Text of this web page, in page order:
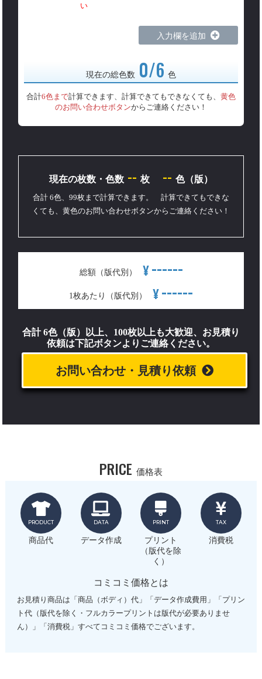
い
入力欄を追加
現在の総色数 0/6 色
合計6色まで計算できます、計算できてもできなくても、 黄色
のお問い合わせボタンからご連絡ください！
現在の枚数・色数 -- 枚 -- 色（版）
合計 6色、99枚まで計算できます。 計算できてもできな
くても、黄色のお問い合わせボタンからご連絡ください！
総額（版代別） ¥ ------
1枚あたり（版代別） ¥------
合計 6色（版）以上、100枚以上も大歓迎、お見積り
依頼は下記ボタンよりご連絡ください。
お問い合わせ・見積り依頼
PRICE 価格表
PRODUCT
商品代
DATA
データ作成
PRINT
プリント
（版代を除
く）
TAX
消費税
コミコミ価格とは
お見積り商品は「商品（ボディ）代」「データ作成費用」「プリン
ト代（版代を除く・フルカラープリントは版代が必要ありませ
ん）」「消費税」すべてコミコミ価格でございます。